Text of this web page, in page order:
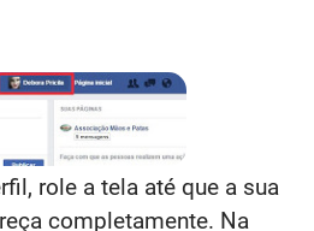
role a tela até que a sua
completamente. Na